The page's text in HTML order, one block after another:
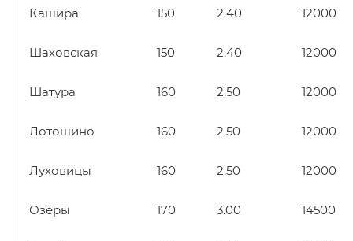
Кашира 150 2.40 12000
Шаховская 150 2.40 12000
Шатура 160 2.50 12000
Лотошино 160 2.50 12000
Луховицы 160 2.50 12000
Озёры 170 3.00 14500